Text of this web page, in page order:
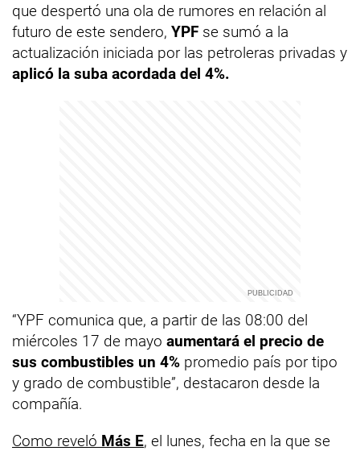
que despertó una ola de rumores en relación al
futuro de este sendero, YPF se sumó a la
actualización iniciada por las petroleras privadas y
aplicó la suba acordada del 4%.
“YPF comunica que, a partir de las 08:00 del
miércoles 17 de mayo aumentará el precio de
sus combustibles un 4% promedio país por tipo
y grado de combustible”, destacaron desde la
compañía.
Como reveló Más E, el lunes, fecha en la que se